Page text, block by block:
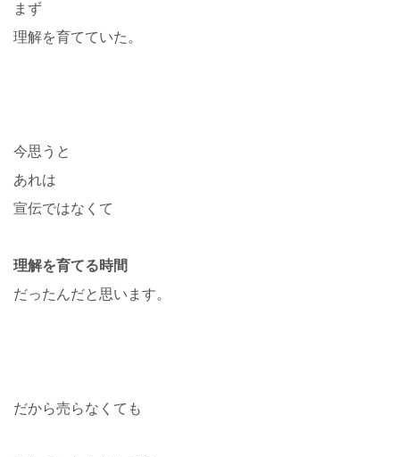
まず
理解を育てていた。
今思うと
あれは
宣伝ではなくて
理解を育てる時間
だったんだと思います。
だから売らなくても